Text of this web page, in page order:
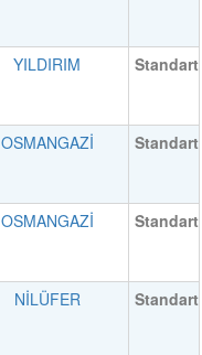
YILDIRIM Standart
OSMANGAZİ Standart
OSMANGAZİ Standart
NİLÜFER Standart